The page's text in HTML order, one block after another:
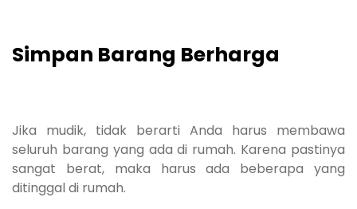
Simpan Barang Berharga
Jika mudik, tidak berarti Anda harus membawa
seluruh barang yang ada di rumah. Karena pastinya
sangat berat, maka harus ada beberapa yang
ditinggal di rumah.